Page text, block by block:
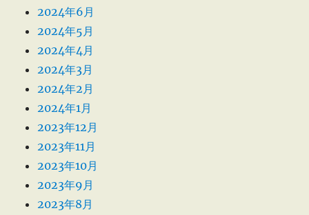
2024年6月
2024年5月
2024年4月
2024年3月
2024年2月
2024年1月
2023年12月
2023年11月
2023年10月
2023年9月
2023年8月